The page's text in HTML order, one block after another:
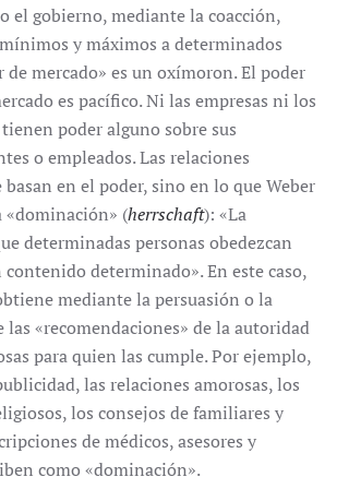
el gobierno, mediante la coacción,
y máximos a determinados
de mercado» es un oxímoron. El poder
es pacífico. Ni las empresas ni los
poder alguno sobre sus
o empleados. Las relaciones
en el poder, sino en lo que Weber
«dominación» (herrschaft): «La
determinadas personas obedezcan
determinado». En este caso,
mediante la persuasión o la
las «recomendaciones» de la autoridad
para quien las cumple. Por ejemplo,
las relaciones amorosas, los
los consejos de familiares y
de médicos, asesores y
como «dominación».